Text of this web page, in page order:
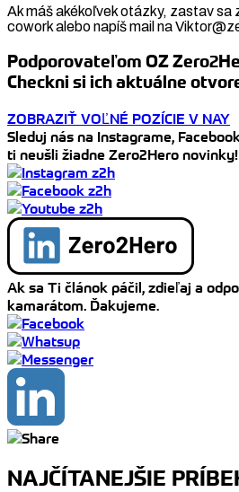
Ak máš akékoľvek otázky, zastav sa
cowork alebo napíš mail na
Podporovateľom OZ
Checkni si ich aktuálne
ZOBRAZIŤ VOĽNÉ POZÍCIE V NAY
Sleduj nás na Instagrame,
ti neušli žiadne Zero2Hero novinky!
Ak sa Ti článok páčil, zdieľaj a
kamarátom. Ďakujeme.
NAJČÍTANEJŠIE